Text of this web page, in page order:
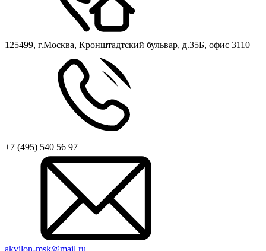
125499, г.Москва, Кронштадтский бульвар, д.35Б, офис 3110
+7 (495) 540 56 97
akvilon-msk@mail.ru